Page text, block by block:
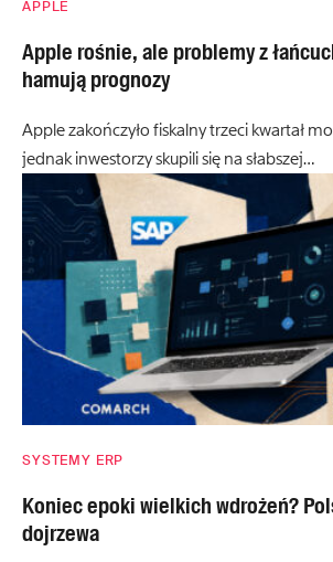
APPLE
Apple rośnie, ale problemy z
hamują prognozy
Apple zakończyło fiskalny trzeci kwartał
jednak inwestorzy skupili się na słabszej…
SYSTEMY ERP
Koniec epoki wielkich wdrożeń?
dojrzewa